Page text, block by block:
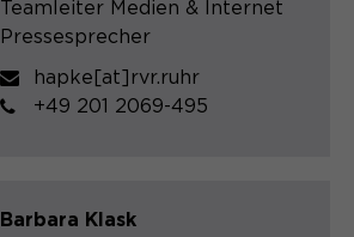
Teamleiter Medien & Internet
Pressesprecher
hapke[at]rvr.ruhr
+49 201 2069-495
Barbara Klask